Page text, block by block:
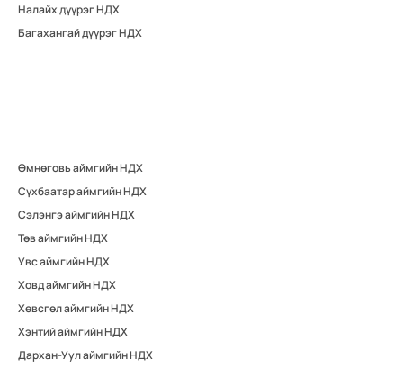
Налайх дүүрэг НДХ
Багахангай дүүрэг НДХ
Өмнөговь аймгийн НДХ
Сүхбаатар аймгийн НДХ
Сэлэнгэ аймгийн НДХ
Төв аймгийн НДХ
Увс аймгийн НДХ
Ховд аймгийн НДХ
Хөвсгөл аймгийн НДХ
Хэнтий аймгийн НДХ
Дархан-Уул аймгийн НДХ